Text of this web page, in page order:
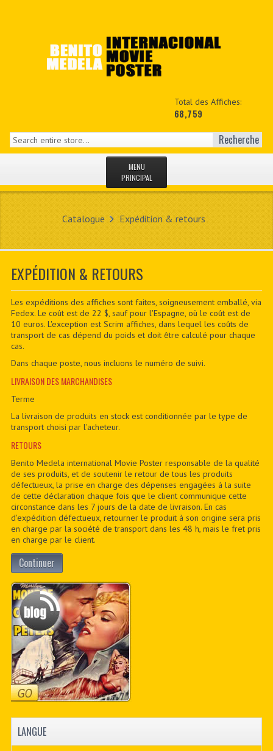
Total des Affiches:
68,759
Recherche
MENU
PRINCIPAL
NEWS
MON COPTE
CONTACTER
PDF BOOKS
CUSTOM PDF
Catalogue Expédition & retours
EXPÉDITION & RETOURS
Les expéditions des affiches sont faites, soigneusement emballé, via
Fedex. Le coût est de 22 $, sauf pour l'Espagne, où le coût est de
10 euros. L'exception est Scrim affiches, dans lequel les coûts de
transport de cas dépend du poids et doit être calculé pour chaque
cas.
Dans chaque poste, nous incluons le numéro de suivi.
LIVRAISON DES MARCHANDISES
Terme
La livraison de produits en stock est conditionnée par le type de
transport choisi par l'acheteur.
RETOURS
Benito Medela international Movie Poster responsable de la qualité
de ses produits, et de soutenir le retour de tous les produits
défectueux, la prise en charge des dépenses engagées à la suite
de cette déclaration chaque fois que le client communique cette
circonstance dans les 7 jours de la date de livraison. En cas
d'expédition défectueux, retourner le produit à son origine sera pris
en charge par la société de transport dans les 48 h, mais le fret pris
en charge par le client.
Continuer
LANGUE